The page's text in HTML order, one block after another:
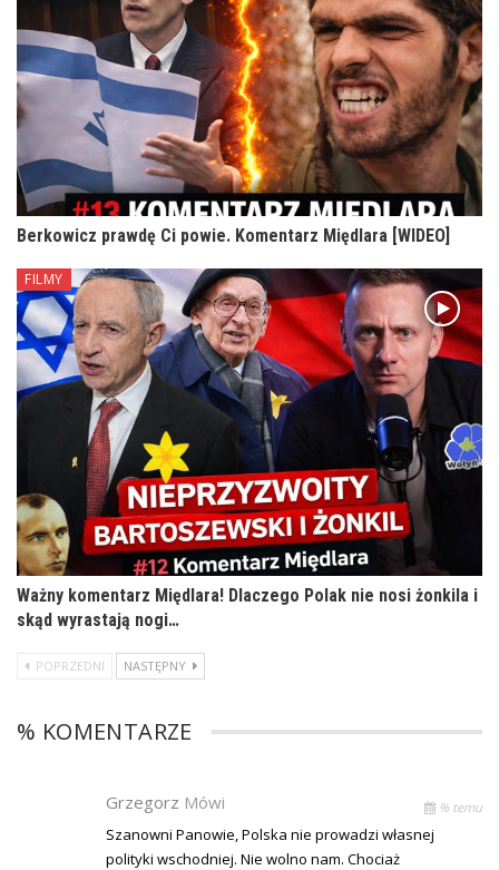
Berkowicz prawdę Ci powie. Komentarz Międlara [WIDEO]
FILMY
Ważny komentarz Międlara! Dlaczego Polak nie nosi żonkila i
skąd wyrastają nogi…
POPRZEDNI NASTĘPNY
% KOMENTARZE
Grzegorz Mówi % temu
Szanowni Panowie, Polska nie prowadzi własnej
polityki wschodniej. Nie wolno nam. Chociaż